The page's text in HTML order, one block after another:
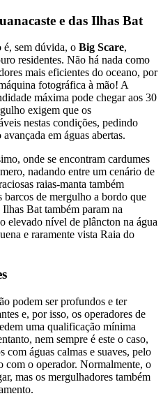
e das Ilhas Bat
é, sem dúvida, o Big Scare,
residentes. Não há nada como
mais eficientes do oceano, por
fotográfica à mão! A
máxima pode chegar aos 30
exigem que os
nestas condições, pedindo
em águas abertas.
onde se encontram cardumes
nadando entre um cenário de
raias-manta também
de mergulho a bordo que
Bat também param na
elevado nível de plâncton na água
e raramente vista Raia do
podem ser profundos e ter
e, por isso, os operadores de
uma qualificação mínima
nem sempre é este o caso,
com águas calmas e suaves, pelo
com o operador. Normalmente, o
mas os mergulhadores também